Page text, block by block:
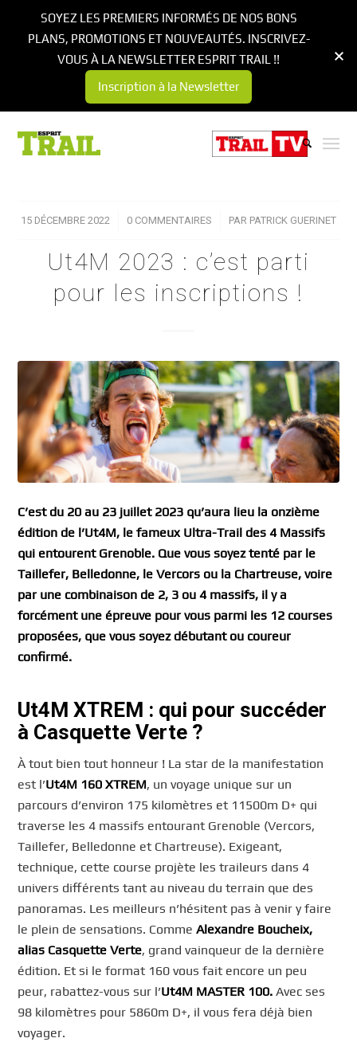
15 DÉCEMBRE 2022
/ 0 COMMENTAIRES
/ PAR PATRICK GUERINET
Ut4M 2023 : c’est parti
pour les inscriptions !
C’est du 20 au 23 juillet 2023 qu’aura lieu la onzième
édition de l’Ut4M, le fameux Ultra-Trail des 4 Massifs
qui entourent Grenoble. Que vous soyez tenté par le
Taillefer, Belledonne, le Vercors ou la Chartreuse, voire
par une combinaison de 2, 3 ou 4 massifs, il y a
forcément une épreuve pour vous parmi les 12 courses
proposées, que vous soyez débutant ou coureur
confirmé.
Ut4M XTREM : qui pour succéder
à Casquette Verte ?
À tout bien tout honneur ! La star de la manifestation
est l’Ut4M 160 XTREM, un voyage unique sur un
parcours d’environ 175 kilomètres et 11500m D+ qui
traverse les 4 massifs entourant Grenoble (Vercors,
Taillefer, Belledonne et Chartreuse). Exigeant,
technique, cette course projète les traileurs dans 4
univers différents tant au niveau du terrain que des
panoramas. Les meilleurs n’hésitent pas à venir y faire
le plein de sensations. CommeAlexandre Boucheix,
alias Casquette Verte, grand vainqueur de la dernière
édition. Et si le format 160 vous fait encore un peu
peur, rabattez-vous sur l’Ut4M MASTER 100.Avec ses
98 kilomètres pour 5860m D+, il vous fera déjà bien
voyager.
SOYEZ LES PREMIERS INFORMÉS DE NOS BONS
PLANS, PROMOTIONS ET NOUVEAUTÉS. INSCRIVEZ-
VOUS À LA NEWSLETTER ESPRIT TRAIL !!
Inscription à la Newsletter